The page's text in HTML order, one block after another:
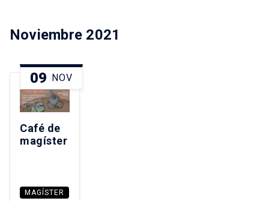
Noviembre 2021
09 NOV
Café de
magíster
MAGÍSTER